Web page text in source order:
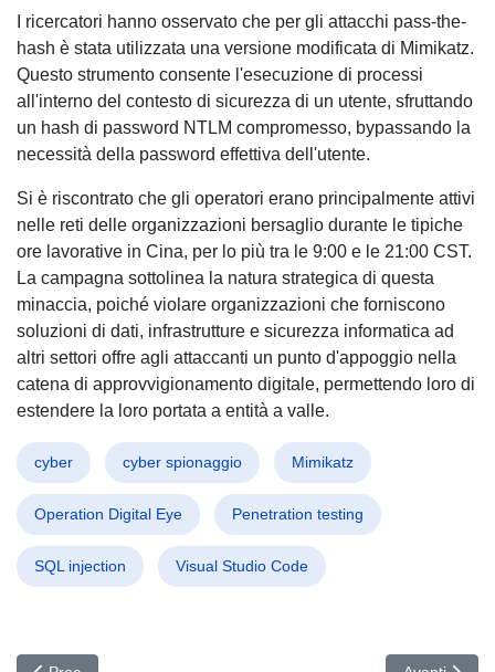
I ricercatori hanno osservato che per gli attacchi pass-the-
hash è stata utilizzata una versione modificata di Mimikatz.
Questo strumento consente l'esecuzione di processi
all'interno del contesto di sicurezza di un utente, sfruttando
un hash di password NTLM compromesso, bypassando la
necessità della password effettiva dell'utente.
Si è riscontrato che gli operatori erano principalmente attivi
nelle reti delle organizzazioni bersaglio durante le tipiche
ore lavorative in Cina, per lo più tra le 9:00 e le 21:00 CST.
La campagna sottolinea la natura strategica di questa
minaccia, poiché violare organizzazioni che forniscono
soluzioni di dati, infrastrutture e sicurezza informatica ad
altri settori offre agli attaccanti un punto d'appoggio nella
catena di approvvigionamento digitale, permettendo loro di
estendere la loro portata a entità a valle.
cyber cyber spionaggio Mimikatz
Operation Digital Eye Penetration testing
SQL injection Visual Studio Code